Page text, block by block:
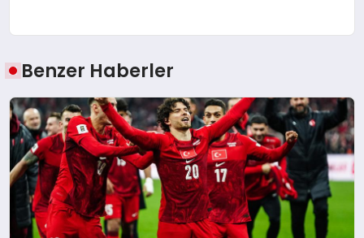
Benzer Haberler